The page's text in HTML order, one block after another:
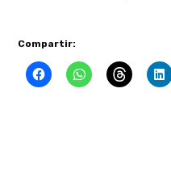
Compartir: